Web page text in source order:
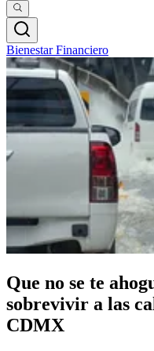
Bienestar Financiero
Que no se te
sobrevivir a las
CDMX